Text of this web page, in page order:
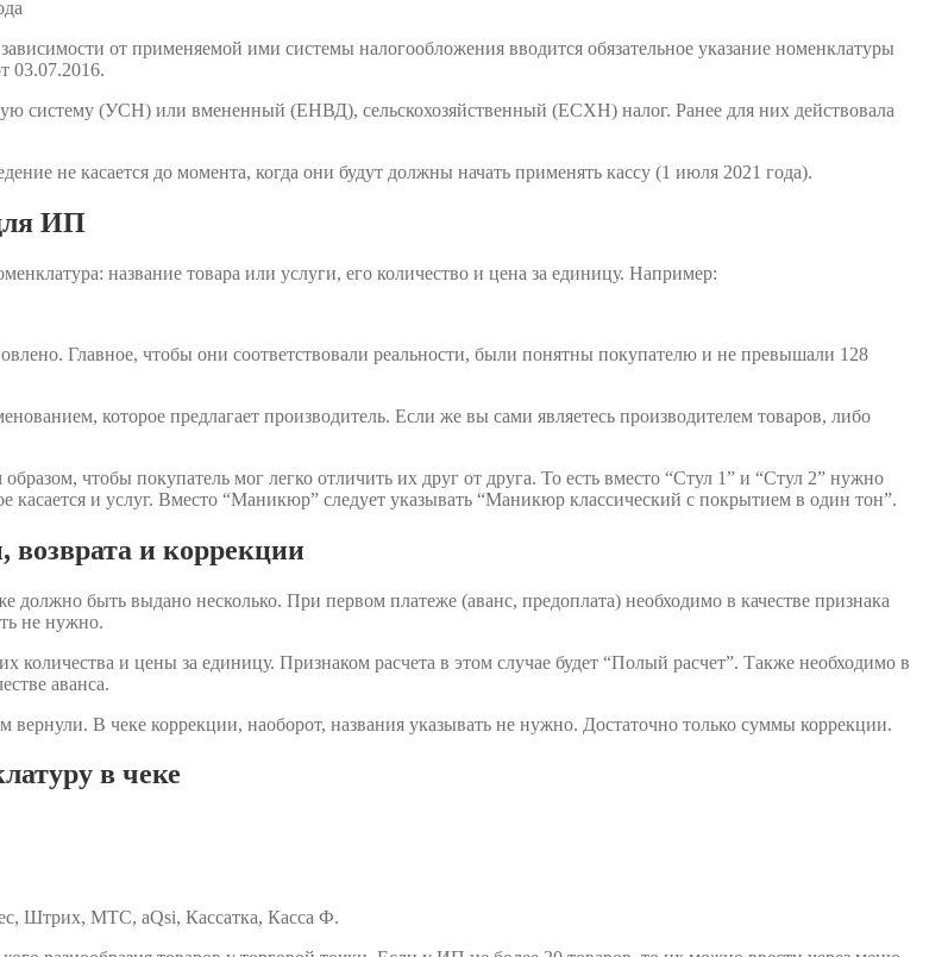
от применяемой ими системы налогообложения вводится обязательное указание номенклатуры
03.07.2016.
(УСН) или вмененный (ЕНВД), сельскохозяйственный (ЕСХН) налог. Ранее для них действовала
не касается до момента, когда они будут должны начать применять кассу (1 июля 2021 года).
ИП
название товара или услуги, его количество и цена за единицу. Например:
Главное, чтобы они соответствовали реальности, были понятны покупателю и не превышали 128
которое предлагает производитель. Если же вы сами являетесь производителем товаров, либо
чтобы покупатель мог легко отличить их друг от друга. То есть вместо “Стул 1” и “Стул 2” нужно
и услуг. Вместо “Маникюр” следует указывать “Маникюр классический с покрытием в один тон”.
возврата и коррекции
должно быть выдано несколько. При первом платеже (аванс, предоплата) необходимо в качестве признака
не нужно.
количества и цены за единицу. Признаком расчета в этом случае будет “Полый расчет”. Также необходимо в
аванса.
В чеке коррекции, наоборот, названия указывать не нужно. Достаточно только суммы коррекции.
в чеке
Штрих, МТС, aQsi, Кассатка, Касса Ф.